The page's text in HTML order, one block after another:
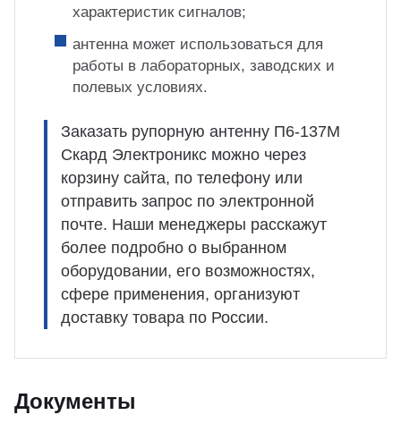
характеристик сигналов;
антенна может использоваться для
работы в лабораторных, заводских и
полевых условиях.
Заказать рупорную антенну П6-137М
Скард Электроникс можно через
корзину сайта, по телефону или
отправить запрос по электронной
почте. Наши менеджеры расскажут
более подробно о выбранном
оборудовании, его возможностях,
сфере применения, организуют
доставку товара по России.
Документы